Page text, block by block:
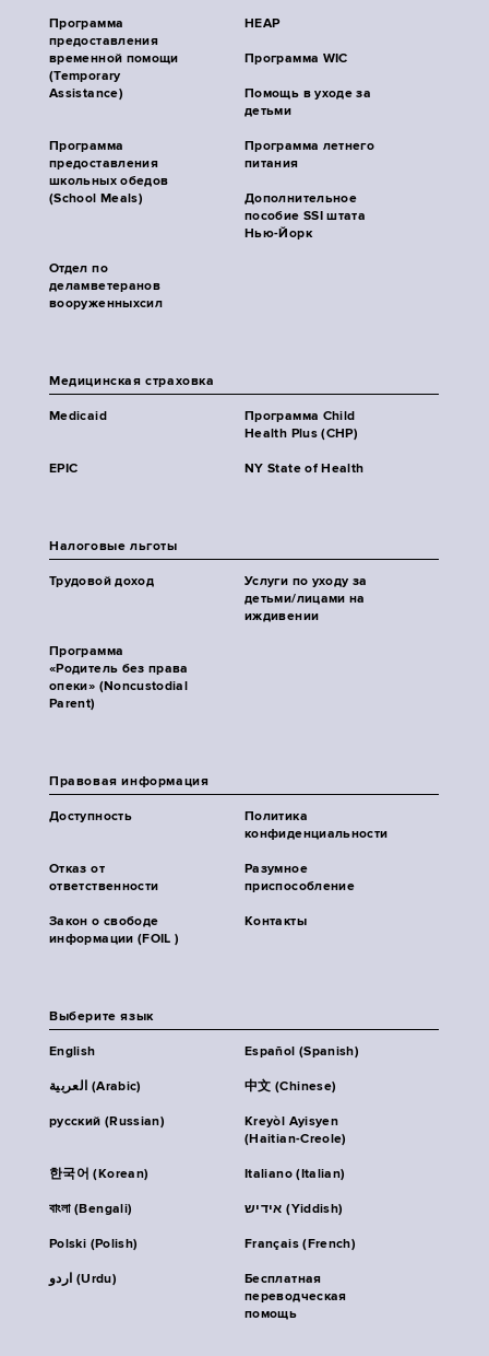
Программа
предоставления
временной помощи
(Temporary
Assistance)
HEAP
Программа WIC
Помощь в уходе за
детьми
Программа
предоставления
школьных обедов
(School Meals)
Программа летнего
питания
Дополнительное
пособие SSI штата
Нью-Йорк
Отдел по
деламветеранов
вооруженныхсил
Медицинская страховка
Medicaid
Программа Child
Health Plus (CHP)
EPIC NY State of Health
Налоговые льготы
Трудовой доход
Услуги по уходу за
детьми/лицами на
иждивении
Программа
«Родитель без права
опеки» (Noncustodial
Parent)
Правовая информация
Доступность
Политика
конфиденциальности
Отказ от
ответственности
Разумное
приспособление
Закон о свободе
информации (FOIL )
Контакты
Выберите язык
English Español (Spanish)
العربية (Arabic) 中文 (Chinese)
русский (Russian)
Kreyòl Ayisyen
(Haitian-Creole)
한국어 (Korean) Italiano (Italian)
বাংলা (Bengali) אידיש (Yiddish)
Polski (Polish) Français (French)
اردو (Urdu)
Бесплатная
переводческая
помощь